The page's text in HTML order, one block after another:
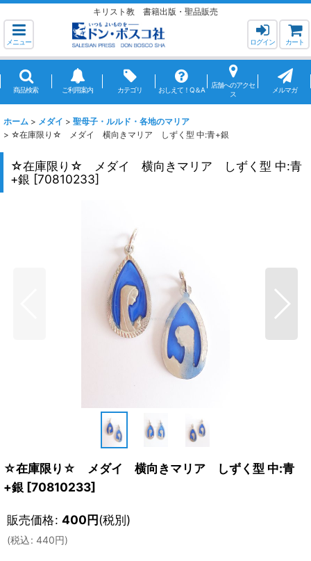
キリスト教 書籍出版・聖品販売
メニュー ログイン カート
商品検索 ご利用案内 カテゴリ おしえて！Q＆A
店舗へのアクセ
ス
メルマガ
ホーム > メダイ > 聖母子・ルルド・各地のマリア
> ☆在庫限り☆ メダイ 横向きマリア しずく型 中:青+銀
☆在庫限り☆ メダイ 横向きマリア しずく型 中:青
+銀 [70810233]
☆在庫限り☆ メダイ 横向きマリア しずく型 中:青
+銀 [70810233]
販売価格: 400円(税別)
(税込: 440円)